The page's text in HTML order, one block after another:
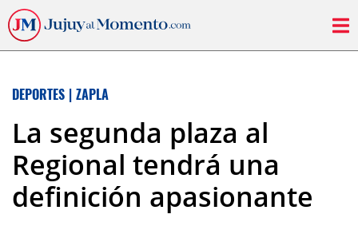
DEPORTES | ZAPLA
La segunda plaza al
Regional tendrá una
definición apasionante